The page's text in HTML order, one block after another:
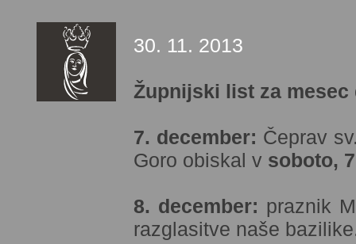
30. 11. 2013
Župnijski list za mesec
7. december: Čeprav
Goro obiskal v soboto,
8. december: praznik
razglasitve naše